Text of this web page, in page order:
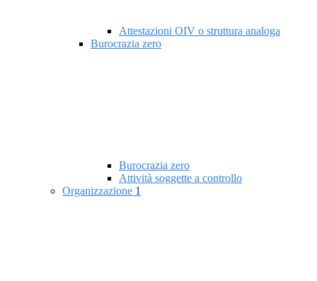
Attestazioni OIV o struttura analoga
Burocrazia zero
Burocrazia zero
Attività soggette a controllo
Organizzazione 1